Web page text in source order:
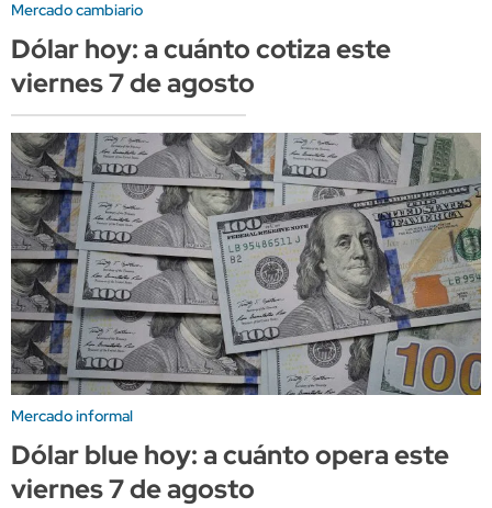
Mercado cambiario
Dólar hoy: a cuánto cotiza este
viernes 7 de agosto
Mercado informal
Dólar blue hoy: a cuánto opera este
viernes 7 de agosto